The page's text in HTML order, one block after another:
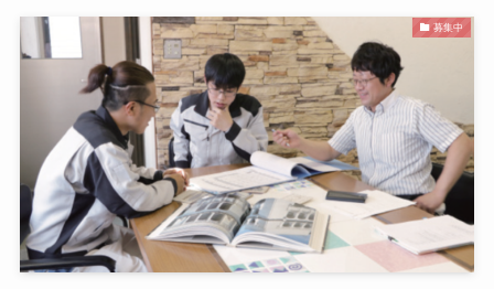
募集中